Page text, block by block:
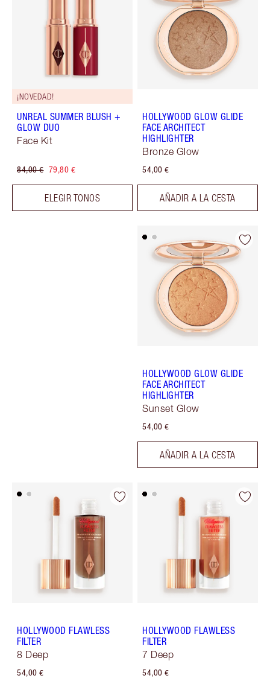
¡NOVEDAD!
UNREAL SUMMER BLUSH +
GLOW DUO
Face Kit
84,00 € 79,80 €
ELEGIR TONOS
HOLLYWOOD GLOW GLIDE
FACE ARCHITECT
HIGHLIGHTER
Bronze Glow
54,00 €
AÑADIR A LA CESTA
HOLLYWOOD GLOW GLIDE
FACE ARCHITECT
HIGHLIGHTER
Sunset Glow
54,00 €
AÑADIR A LA CESTA
HOLLYWOOD FLAWLESS
FILTER
8 Deep
54,00 €
HOLLYWOOD FLAWLESS
FILTER
7 Deep
54,00 €